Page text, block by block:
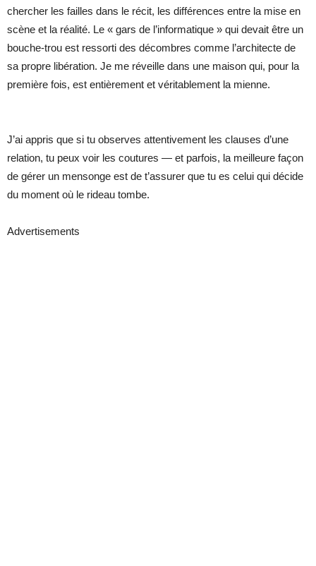
chercher les failles dans le récit, les différences entre la mise en
scène et la réalité. Le « gars de l’informatique » qui devait être un
bouche-trou est ressorti des décombres comme l’architecte de
sa propre libération. Je me réveille dans une maison qui, pour la
première fois, est entièrement et véritablement la mienne.
J’ai appris que si tu observes attentivement les clauses d’une
relation, tu peux voir les coutures — et parfois, la meilleure façon
de gérer un mensonge est de t’assurer que tu es celui qui décide
du moment où le rideau tombe.
Advertisements